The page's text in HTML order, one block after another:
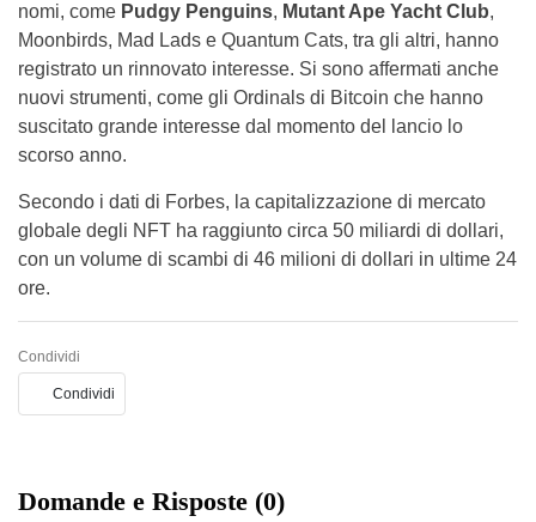
nomi, come Pudgy Penguins, Mutant Ape Yacht Club,
Moonbirds, Mad Lads e Quantum Cats, tra gli altri, hanno
registrato un rinnovato interesse. Si sono affermati anche
nuovi strumenti, come gli Ordinals di Bitcoin che hanno
suscitato grande interesse dal momento del lancio lo
scorso anno.
Secondo i dati di Forbes, la capitalizzazione di mercato
globale degli NFT ha raggiunto circa 50 miliardi di dollari,
con un volume di scambi di 46 milioni di dollari in ultime 24
ore.
Condividi
Condividi
Domande e Risposte (0)